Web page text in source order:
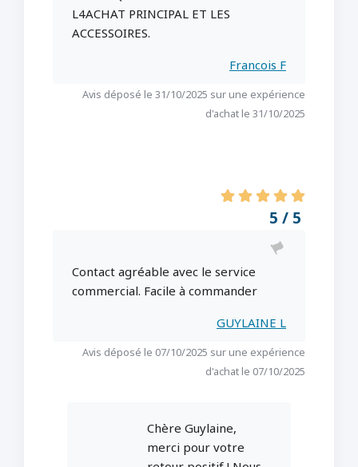
L4ACHAT PRINCIPAL ET LES
ACCESSOIRES.
Francois F
Avis déposé le 31/10/2025 sur une expérience
d'achat le 31/10/2025
5 / 5
Contact agréable avec le service
commercial. Facile à commander
GUYLAINE L
Avis déposé le 07/10/2025 sur une expérience
d'achat le 07/10/2025
Chère Guylaine,
merci pour votre